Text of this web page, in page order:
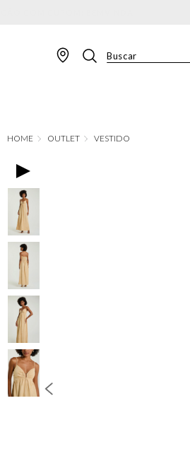
Buscar
OUTLET VESTIDO